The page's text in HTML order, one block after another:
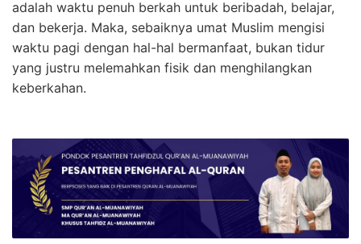
adalah waktu penuh berkah untuk beribadah, belajar,
dan bekerja. Maka, sebaiknya umat Muslim mengisi
waktu pagi dengan hal-hal bermanfaat, bukan tidur
yang justru melemahkan fisik dan menghilangkan
keberkahan.